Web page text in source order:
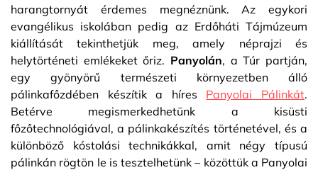
harangtornyát érdemes megnéznünk. Az egykori
evangélikus iskolában pedig az Erdőháti Tájmúzeum
kiállítását tekinthetjük meg, amely néprajzi és
helytörténeti emlékeket őriz. Panyolán, a Túr partján,
egy gyönyörű természeti környezetben álló
pálinkafőzdében készítik a híres Panyolai Pálinkát.
Betérve megismerkedhetünk a kisüsti
főzőtechnológiával, a pálinkakészítés történetével, és a
különböző kóstolási technikákkal, amit négy típusú
pálinkán rögtön le is tesztelhetünk – közöttük a Panyolai